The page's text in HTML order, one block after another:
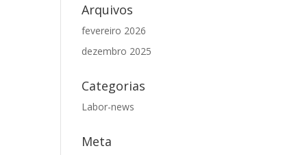
Arquivos
fevereiro 2026
dezembro 2025
Categorias
Labor-news
Meta